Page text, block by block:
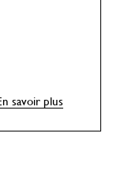
savoir plus